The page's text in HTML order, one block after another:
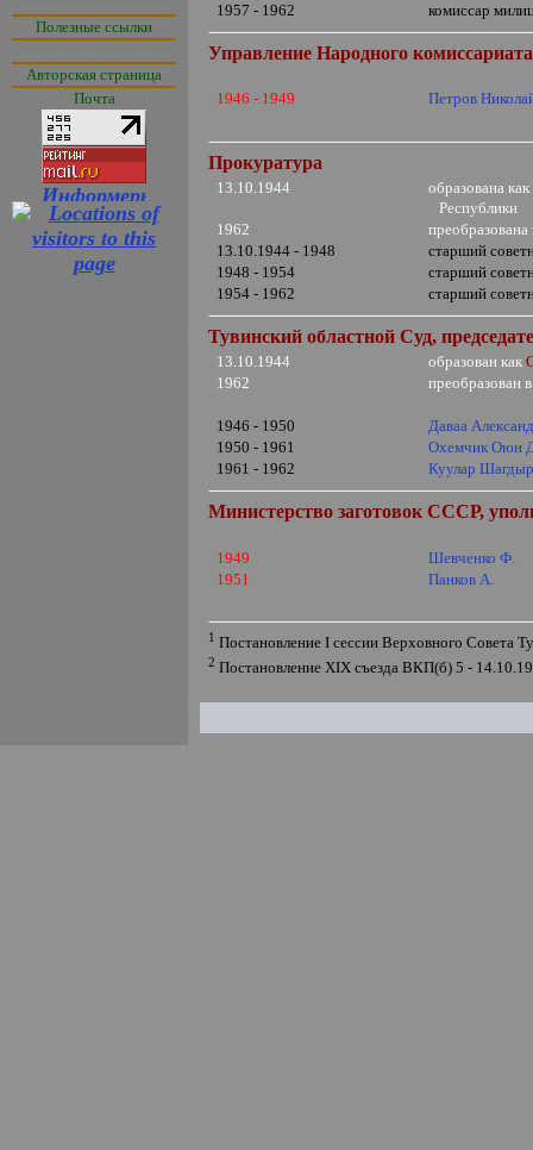
Полезные ссылки
Авторская страница
Почта
1957 - 1962
комиссар
Управление Народного
1946 - 1949 Петров
Прокуратура
13.10.1944
образована как
Республики
1962
13.10.1944 - 1948
старший
1948 - 1954
старший
1954 - 1962
старший
Тувинский областной Суд,
13.10.1944 образован как
1962
преобразован
1946 - 1950
Даваа
1950 - 1961
Охемчик Оюн
1961 - 1962
Куулар
Министерство заготовок СССР,
1949
Шевченко Ф.
1951
Панков А.
1 ПостановлениеI сессии Верховного Совета
2 Постановление XIX съезда ВКП(б) 5 -